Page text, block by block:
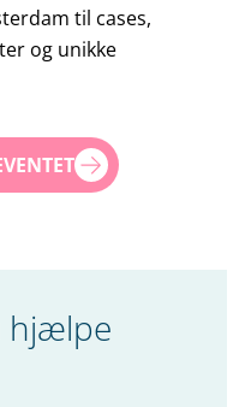
til cases,
og unikke
hjælpe